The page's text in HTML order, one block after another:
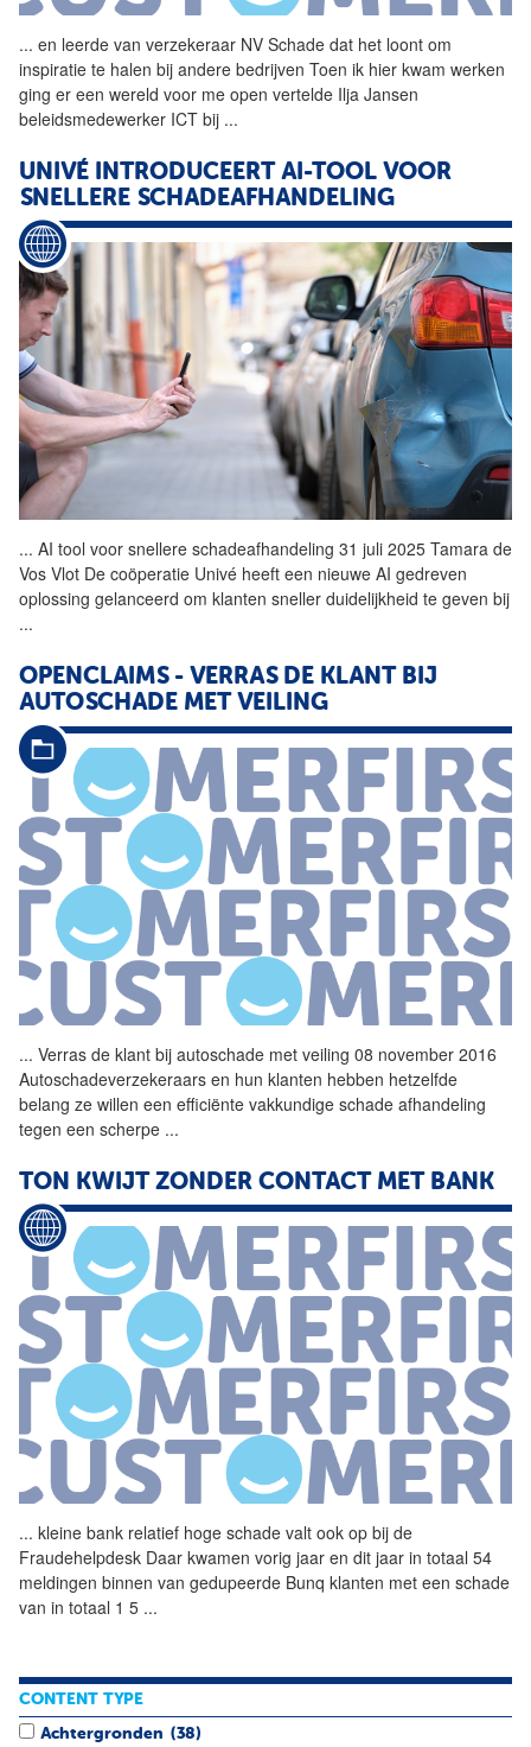
... en leerde van verzekeraar NV Schade dat het loont om
inspiratie te halen bij andere bedrijven Toen ik hier kwam werken
ging er een wereld voor me open vertelde Ilja Jansen
beleidsmedewerker ICT bij ...
UNIVÉ INTRODUCEERT AI-TOOL VOOR
SNELLERE SCHADEAFHANDELING
... AI tool voor snellere schadeafhandeling 31 juli 2025 Tamara de
Vos Vlot De coöperatie Univé heeft een nieuwe AI gedreven
oplossing gelanceerd om klanten sneller duidelijkheid te geven bij
...
OPENCLAIMS - VERRAS DE KLANT BIJ
AUTOSCHADE MET VEILING
... Verras de klant bij autoschade met veiling 08 november 2016
Autoschadeverzekeraars en hun klanten hebben hetzelfde
belang ze willen een efficiënte vakkundige schade afhandeling
tegen een scherpe ...
TON KWIJT ZONDER CONTACT MET BANK
... kleine bank relatief hoge schade valt ook op bij de
Fraudehelpdesk Daar kwamen vorig jaar en dit jaar in totaal 54
meldingen binnen van gedupeerde Bunq klanten met een schade
van in totaal 1 5 ...
CONTENT TYPE
Achtergronden (38)